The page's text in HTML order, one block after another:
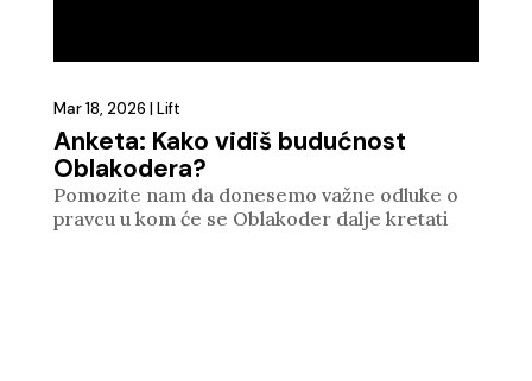
Anketa: Kako vidiš budućnost
Oblakodera?
Mar 18, 2026 | Lift
Pomozite nam da donesemo važne odluke o
pravcu u kom će se Oblakoder dalje kretati